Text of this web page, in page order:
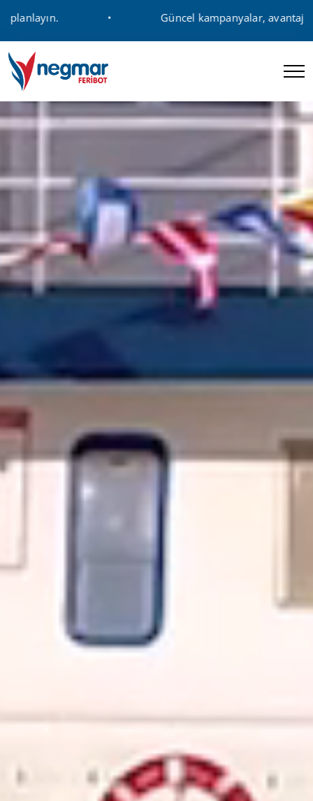
Güncel kampanyalar, avantajlı fiyatlar ve sefer